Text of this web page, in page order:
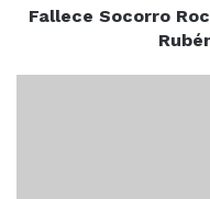
Fallece Socorro